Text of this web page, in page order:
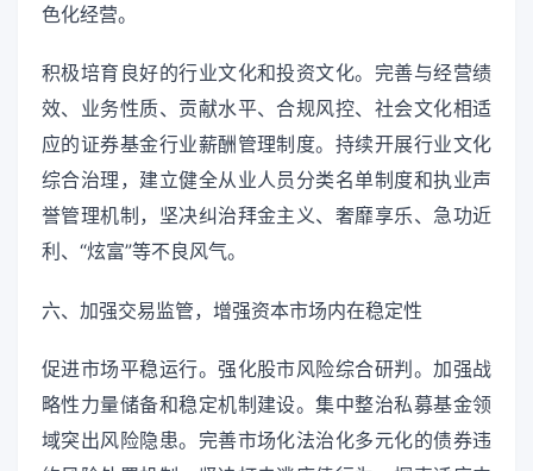
色化经营。
积极培育良好的行业文化和投资文化。完善与经营绩
效、业务性质、贡献水平、合规风控、社会文化相适
应的证券基金行业薪酬管理制度。持续开展行业文化
综合治理，建立健全从业人员分类名单制度和执业声
誉管理机制，坚决纠治拜金主义、奢靡享乐、急功近
利、“炫富”等不良风气。
六、加强交易监管，增强资本市场内在稳定性
促进市场平稳运行。强化股市风险综合研判。加强战
略性力量储备和稳定机制建设。集中整治私募基金领
域突出风险隐患。完善市场化法治化多元化的债券违